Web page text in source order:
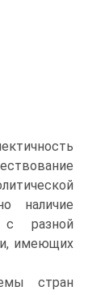
наличие
с разной
имеющих
стран